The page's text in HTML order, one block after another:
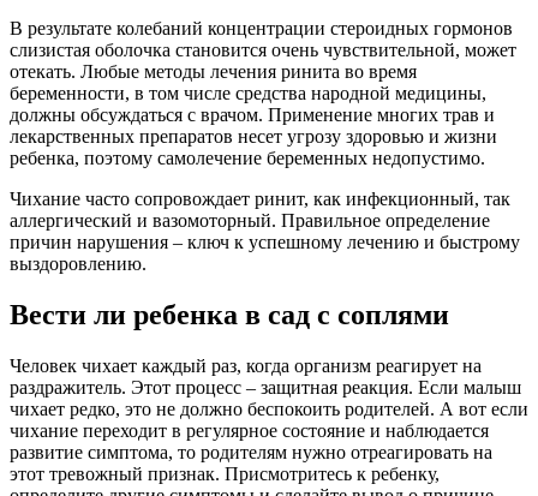
В результате колебаний концентрации стероидных гормонов
слизистая оболочка становится очень чувствительной, может
отекать. Любые методы лечения ринита во время
беременности, в том числе средства народной медицины,
должны обсуждаться с врачом. Применение многих трав и
лекарственных препаратов несет угрозу здоровью и жизни
ребенка, поэтому самолечение беременных недопустимо.
Чихание часто сопровождает ринит, как инфекционный, так
аллергический и вазомоторный. Правильное определение
причин нарушения – ключ к успешному лечению и быстрому
выздоровлению.
Вести ли ребенка в сад с соплями
Человек чихает каждый раз, когда организм реагирует на
раздражитель. Этот процесс – защитная реакция. Если малыш
чихает редко, это не должно беспокоить родителей. А вот если
чихание переходит в регулярное состояние и наблюдается
развитие симптома, то родителям нужно отреагировать на
этот тревожный признак. Присмотритесь к ребенку,